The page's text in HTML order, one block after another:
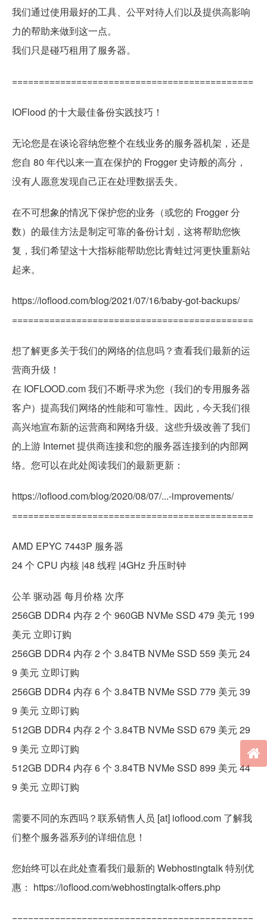
我们通过使用最好的工具、公平对待人们以及提供高影响
力的帮助来做到这一点。
我们只是碰巧租用了服务器。
=============================================
IOFlood 的十大最佳备份实践技巧！
无论您是在谈论容纳您整个在线业务的服务器机架，还是
您自 80 年代以来一直在保护的 Frogger 史诗般的高分，
没有人愿意发现自己正在处理数据丢失。
在不可想象的情况下保护您的业务（或您的 Frogger 分
数）的最佳方法是制定可靠的备份计划，这将帮助您恢
复，我们希望这十大指标能帮助您比青蛙过河更快重新站
起来。
https://ioflood.com/blog/2021/07/16/baby-got-backups/
=============================================
想了解更多关于我们的网络的信息吗？查看我们最新的运
营商升级！
在 IOFLOOD.com 我们不断寻求为您（我们的专用服务器
客户）提高我们网络的性能和可靠性。因此，今天我们很
高兴地宣布新的运营商和网络升级。这些升级改善了我们
的上游 Internet 提供商连接和您的服务器连接到的内部网
络。您可以在此处阅读我们的最新更新：
https://ioflood.com/blog/2020/08/07/...-improvements/
=============================================
AMD EPYC 7443P 服务器
24 个 CPU 内核 |48 线程 |4GHz 升压时钟
公羊 驱动器 每月价格 次序
256GB DDR4 内存 2 个 960GB NVMe SSD 479 美元 199
美元 立即订购
256GB DDR4 内存 2 个 3.84TB NVMe SSD 559 美元 24
9 美元 立即订购
256GB DDR4 内存 6 个 3.84TB NVMe SSD 779 美元 39
9 美元 立即订购
512GB DDR4 内存 2 个 3.84TB NVMe SSD 679 美元 29
9 美元 立即订购
512GB DDR4 内存 6 个 3.84TB NVMe SSD 899 美元 44
9 美元 立即订购
需要不同的东西吗？联系销售人员 [at] ioflood.com 了解我
们整个服务器系列的详细信息！
您始终可以在此处查看我们最新的 Webhostingtalk 特别优
惠： https://ioflood.com/webhostingtalk-offers.php